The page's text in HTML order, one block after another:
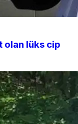
olan lüks cip